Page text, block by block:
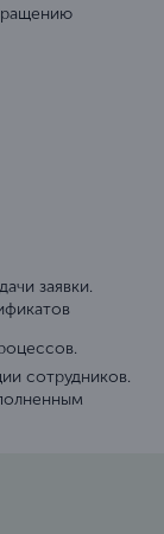
заявки.
сотрудников.